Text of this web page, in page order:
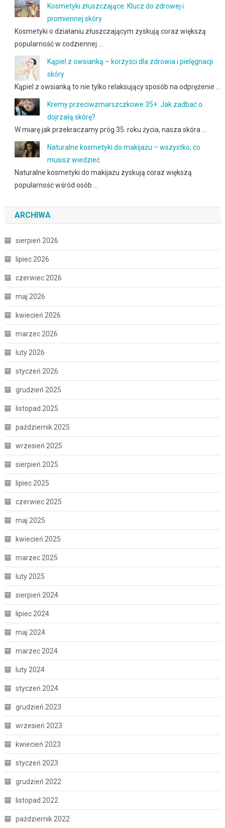
Kosmetyki złuszczające: Klucz do zdrowej i
promiennej skóry
Kosmetyki o działaniu złuszczającym zyskują coraz większą
popularność w codziennej …
Kąpiel z owsianką – korzyści dla zdrowia i pielęgnacji
skóry
Kąpiel z owsianką to nie tylko relaksujący sposób na odprężenie …
Kremy przeciwzmarszczkowe 35+: Jak zadbać o
dojrzałą skórę?
W miarę jak przekraczamy próg 35. roku życia, nasza skóra …
Naturalne kosmetyki do makijażu – wszystko, co
musisz wiedzieć
Naturalne kosmetyki do makijażu zyskują coraz większą
popularność wśród osób …
ARCHIWA
sierpień 2026
lipiec 2026
czerwiec 2026
maj 2026
kwiecień 2026
marzec 2026
luty 2026
styczeń 2026
grudzień 2025
listopad 2025
październik 2025
wrzesień 2025
sierpień 2025
lipiec 2025
czerwiec 2025
maj 2025
kwiecień 2025
marzec 2025
luty 2025
sierpień 2024
lipiec 2024
maj 2024
marzec 2024
luty 2024
styczeń 2024
grudzień 2023
wrzesień 2023
kwiecień 2023
styczeń 2023
grudzień 2022
listopad 2022
październik 2022